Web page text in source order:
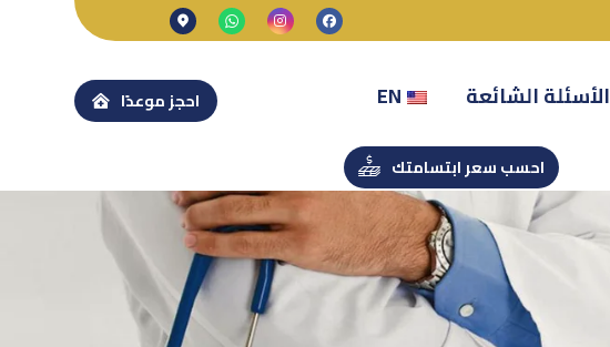
الأسئلة الشائعة EN
احسب سعر ابتسامتك
احجز موعدًا